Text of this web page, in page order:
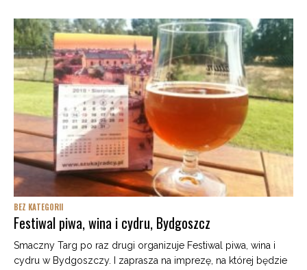
BEZ KATEGORII
Festiwal piwa, wina i cydru, Bydgoszcz
Smaczny Targ po raz drugi organizuje Festiwal piwa, wina i
cydru w Bydgoszczy. I zaprasza na imprezę, na której będzie